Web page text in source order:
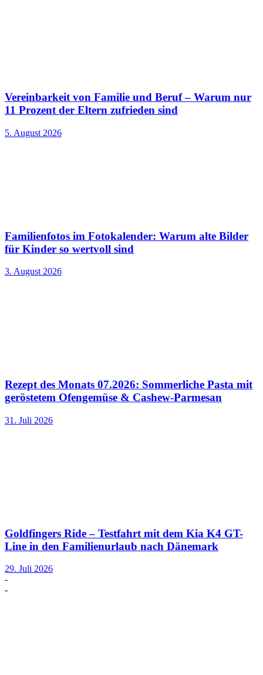
Vereinbarkeit von Familie und Beruf – Warum nur
11 Prozent der Eltern zufrieden sind
5. August 2026
Familienfotos im Fotokalender: Warum alte Bilder
für Kinder so wertvoll sind
3. August 2026
Rezept des Monats 07.2026: Sommerliche Pasta mit
geröstetem Ofengemüse & Cashew-Parmesan
31. Juli 2026
Goldfingers Ride – Testfahrt mit dem Kia K4 GT-
Line in den Familienurlaub nach Dänemark
29. Juli 2026
-
-